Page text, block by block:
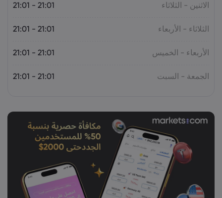
الاثنين - الثلاثاء 21:01 - 21:01
الثلاثاء - الأربعاء 21:01 - 21:01
الأربعاء - الخميس 21:01 - 21:01
الجمعة - السبت 21:01 - 21:01